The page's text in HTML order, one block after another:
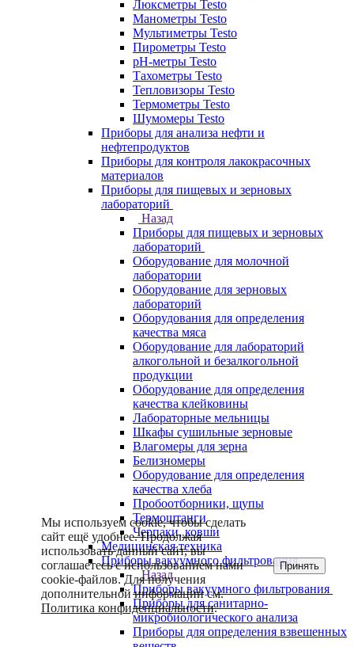
Люксметры Testo
Манометры Testo
Мультиметры Testo
Пирометры Testo
pH-метры Testo
Тахометры Testo
Тепловизоры Testo
Термометры Testo
Шумомеры Testo
Приборы для анализа нефти и
нефтепродуктов
Приборы для контроля лакокрасочных
материалов
Приборы для пищевых и зерновых
лабораторий
Назад
Приборы для пищевых и зерновых
лабораторий
Оборудование для молочной
лаборатории
Оборудование для зерновых
лабораторий
Оборудования для определения
качества мяса
Оборудование для лабораторий
алкогольной и безалкогольной
продукции
Оборудование для определения
качества клейковины
Лабораторные мельницы
Шкафы сушильные зерновые
Влагомеры для зерна
Белизномеры
Оборудование для определения
качества хлеба
Пробоотборники, щупы
Термоштанги
Черпаки, ковши
Медицинская техника
Приборы вакуумного фильтрования
Назад
Приборы вакуумного фильтрования
Приборы для санитарно-
микробиологического анализа
Приборы для определения взвешенных
Мы используем cookie, чтобы сделать
сайт ещё удобнее. Продолжая
использовать данный сайт, вы
соглашаетесь с использованием нами
cookie-файлов. Для получения
дополнительной информации см.
Политика конфиденциальности.
Принять